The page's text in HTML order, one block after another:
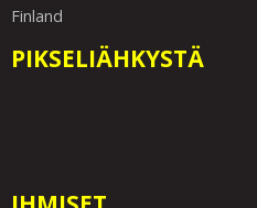
Finland
PIKSELIÄHKYSTÄ